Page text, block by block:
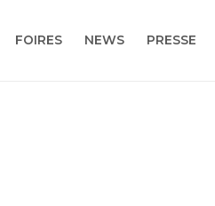
FOIRES NEWS PRESSE